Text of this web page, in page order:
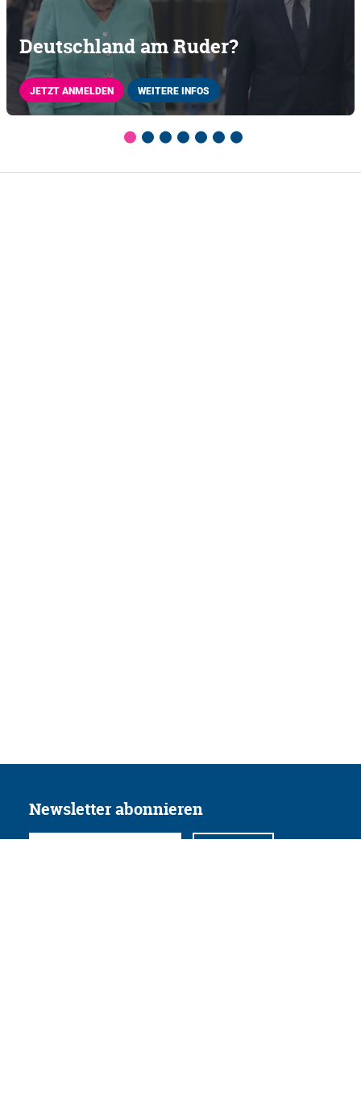
Deutschland am Ruder?
JETZT ANMELDEN WEITERE INFOS
Newsletter abonnieren